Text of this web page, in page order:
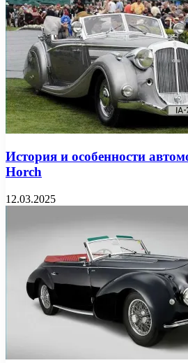
История и особенности
Horch
12.03.2025